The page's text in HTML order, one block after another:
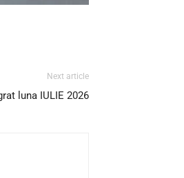
Next article
luna IULIE 2026